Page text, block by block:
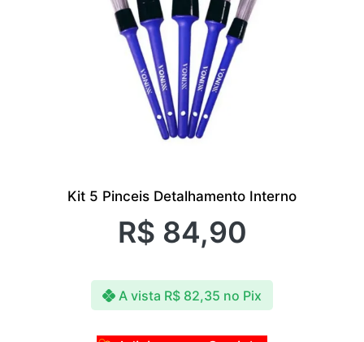
Kit 5 Pinceis Detalhamento Interno
R$ 84,90
A vista R$ 82,35 no Pix